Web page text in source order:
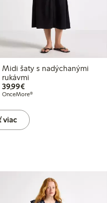
Midi šaty s nadýchanými
rukávmi
39,99€39,99 €
OnceMore®
viac